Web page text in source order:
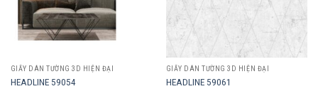
GIẤY DÁN TƯỜNG 3D HIỆN ĐẠI
HEADLINE 59054
GIẤY DÁN TƯỜNG 3D HIỆN ĐẠI
HEADLINE 59061